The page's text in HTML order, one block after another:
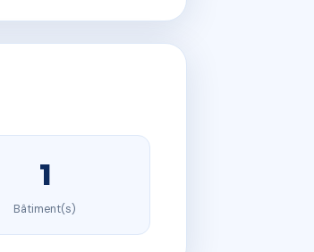
1
Bâtiment(s)